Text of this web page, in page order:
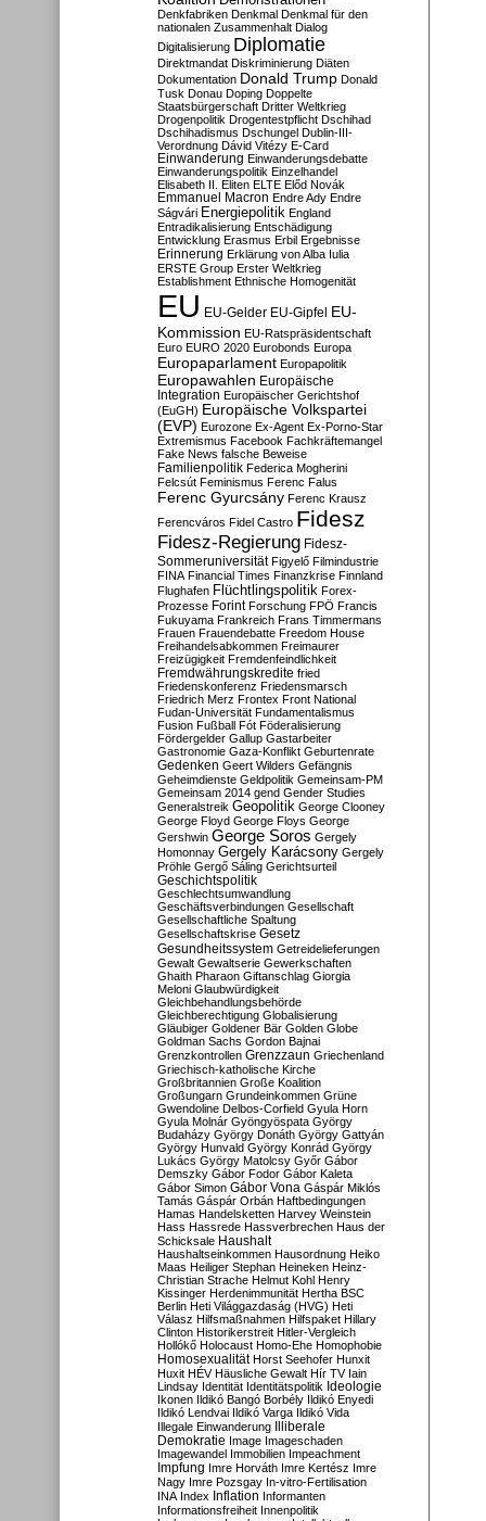
Denkfabriken Denkmal Denkmal für den
nationalen Zusammenhalt Dialog
Digitalisierung Diplomatie
Direktmandat Diskriminierung Diäten
Dokumentation Donald Trump Donald
Tusk Donau Doping Doppelte
Staatsbürgerschaft Dritter Weltkrieg
Drogenpolitik Drogentestpflicht Dschihad
Dschihadismus Dschungel Dublin-III-
Verordnung Dávid Vitézy E-Card
Einwanderung Einwanderungsdebatte
Einwanderungspolitik Einzelhandel
Elisabeth II. Eliten ELTE Előd Novák
Emmanuel Macron Endre Ady Endre
Ságvári Energiepolitik England
Entradikalisierung Entschädigung
Entwicklung Erasmus Erbil Ergebnisse
Erinnerung Erklärung von Alba Iulia
ERSTE Group Erster Weltkrieg
Establishment Ethnische Homogenität
EU EU-Gelder EU-Gipfel EU-
Kommission EU-Ratspräsidentschaft
Euro EURO 2020 Eurobonds Europa
Europaparlament Europapolitik
Europawahlen Europäische
Integration Europäischer Gerichtshof
(EuGH) Europäische Volkspartei
(EVP) Eurozone Ex-Agent Ex-Porno-Star
Extremismus Facebook Fachkräftemangel
Fake News falsche Beweise
Familienpolitik Federica Mogherini
Felcsút Feminismus Ferenc Falus
Ferenc Gyurcsány Ferenc Krausz
Ferencváros Fidel Castro Fidesz
Fidesz-Regierung Fidesz-
Sommeruniversität Figyelő Filmindustrie
FINA Financial Times Finanzkrise Finnland
Flughafen Flüchtlingspolitik Forex-
Prozesse Forint Forschung FPÖ Francis
Fukuyama Frankreich Frans Timmermans
Frauen Frauendebatte Freedom House
Freihandelsabkommen Freimaurer
Freizügigkeit Fremdenfeindlichkeit
Fremdwährungskredite fried
Friedenskonferenz Friedensmarsch
Friedrich Merz Frontex Front National
Fudan-Universität Fundamentalismus
Fusion Fußball Fót Föderalisierung
Fördergelder Gallup Gastarbeiter
Gastronomie Gaza-Konflikt Geburtenrate
Gedenken Geert Wilders Gefängnis
Geheimdienste Geldpolitik Gemeinsam-PM
Gemeinsam 2014 gend Gender Studies
Generalstreik Geopolitik George Clooney
George Floyd George Floys George
Gershwin George Soros Gergely
Homonnay Gergely Karácsony Gergely
Pröhle Gergő Sáling Gerichtsurteil
Geschichtspolitik
Geschlechtsumwandlung
Geschäftsverbindungen Gesellschaft
Gesellschaftliche Spaltung
Gesellschaftskrise Gesetz
Gesundheitssystem Getreidelieferungen
Gewalt Gewaltserie Gewerkschaften
Ghaith Pharaon Giftanschlag Giorgia
Meloni Glaubwürdigkeit
Gleichbehandlungsbehörde
Gleichberechtigung Globalisierung
Gläubiger Goldener Bär Golden Globe
Goldman Sachs Gordon Bajnai
Grenzkontrollen Grenzzaun Griechenland
Griechisch-katholische Kirche
Großbritannien Große Koalition
Großungarn Grundeinkommen Grüne
Gwendoline Delbos-Corfield Gyula Horn
Gyula Molnár Gyöngyöspata György
Budaházy György Donáth György Gattyán
György Hunvald György Konrád György
Lukács György Matolcsy Győr Gábor
Demszky Gábor Fodor Gábor Kaleta
Gábor Simon Gábor Vona Gáspár Miklós
Tamás Gáspár Orbán Haftbedingungen
Hamas Handelsketten Harvey Weinstein
Hass Hassrede Hassverbrechen Haus der
Schicksale Haushalt
Haushaltseinkommen Hausordnung Heiko
Maas Heiliger Stephan Heineken Heinz-
Christian Strache Helmut Kohl Henry
Kissinger Herdenimmunität Hertha BSC
Berlin Heti Világgazdaság (HVG) Heti
Válasz Hilfsmaßnahmen Hilfspaket Hillary
Clinton Historikerstreit Hitler-Vergleich
Hollókő Holocaust Homo-Ehe Homophobie
Homosexualität Horst Seehofer Hunxit
Huxit HÉV Häusliche Gewalt Hír TV Iain
Lindsay Identität Identitätspolitik Ideologie
Ikonen Ildikó Bangó Borbély Ildikó Enyedi
Ildikó Lendvai Ildikó Varga Ildikó Vida
Illegale Einwanderung Illiberale
Demokratie Image Imageschaden
Imagewandel Immobilien Impeachment
Impfung Imre Horváth Imre Kertész Imre
Nagy Imre Pozsgay In-vitro-Fertilisation
INA Index Inflation Informanten
Informationsfreiheit Innenpolitik